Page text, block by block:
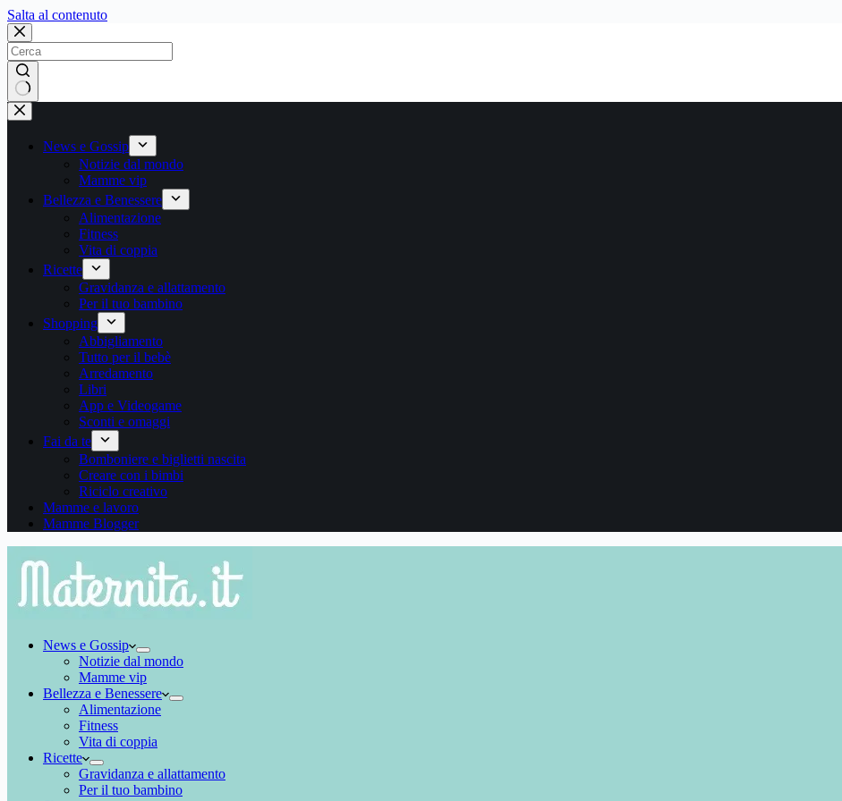
Salta al contenutoSalta
contenuto
Nessun
risultato
News e Gossip
Notizie dal mondo
Mamme vip
Bellezza e Benessere
Alimentazione
Fitness
Vita di coppia
Ricette
Gravidanza e allattamento
Per il tuo bambino
Shopping
Abbigliamento
Tutto per il bebè
Arredamento
Libri
App e Videogame
Sconti e omaggi
Fai da te
Bomboniere e biglietti nascita
Creare con i bimbi
Riciclo creativo
Mamme e lavoro
Mamme Blogger
News e Gossip
Notizie dal mondo
Mamme vip
Bellezza e Benessere
Alimentazione
Fitness
Vita di coppia
Ricette
Gravidanza e allattamento
Per il tuo bambino